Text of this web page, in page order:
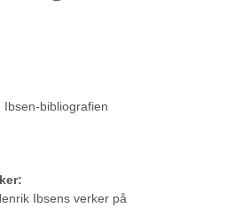
Ibsen-bibliografien
Ibsens verker på